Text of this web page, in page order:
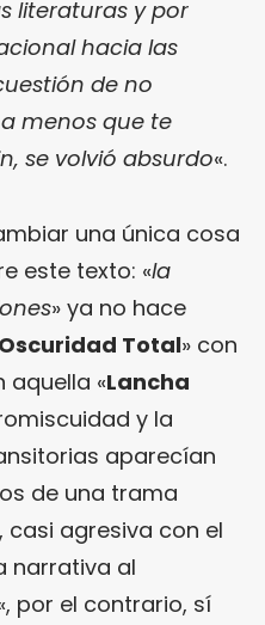
literaturas y por
hacia las
de no
menos que te
se volvió absurdo«.
una única cosa
este texto: «la
» ya no hace
Oscuridad Total» con
aquella «Lancha
y la
aparecían
de una trama
agresiva con el
narrativa al
por el contrario, sí